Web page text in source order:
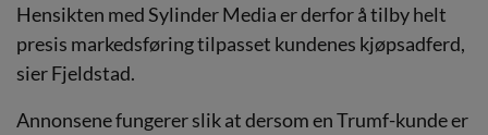
Hensikten med Sylinder Media er derfor å tilby helt
presis markedsføring tilpasset kundenes kjøpsadferd,
sier Fjeldstad.
Annonsene fungerer slik at dersom en Trumf-kunde er